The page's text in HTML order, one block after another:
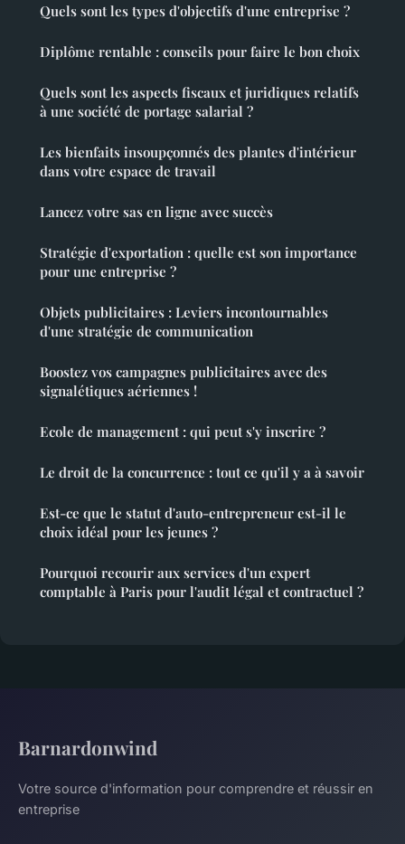
Quels sont les types d'objectifs d'une entreprise ?
Diplôme rentable : conseils pour faire le bon choix
Quels sont les aspects fiscaux et juridiques relatifs
à une société de portage salarial ?
Les bienfaits insoupçonnés des plantes d'intérieur
dans votre espace de travail
Lancez votre sas en ligne avec succès
Stratégie d'exportation : quelle est son importance
pour une entreprise ?
Objets publicitaires : Leviers incontournables
d'une stratégie de communication
Boostez vos campagnes publicitaires avec des
signalétiques aériennes !
Ecole de management : qui peut s'y inscrire ?
Le droit de la concurrence : tout ce qu'il y a à savoir
Est-ce que le statut d'auto-entrepreneur est-il le
choix idéal pour les jeunes ?
Pourquoi recourir aux services d'un expert
comptable à Paris pour l'audit légal et contractuel ?
Barnardonwind
Votre source d'information pour comprendre et réussir en
entreprise